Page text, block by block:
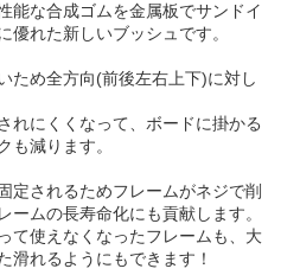
能な合成ゴムを金属板でサンドイ
優れた新しいブッシュです。
ため全方向(前後左右上下)に対し
れにくくなって、ボードに掛かる
も減ります。
定されるためフレームがネジで削
ームの長寿命化にも貢献します。
て使えなくなったフレームも、大
滑れるようにもできます！